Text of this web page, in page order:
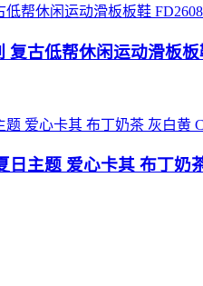
古低帮休闲运动滑板板
主题 爱心卡其 布丁奶